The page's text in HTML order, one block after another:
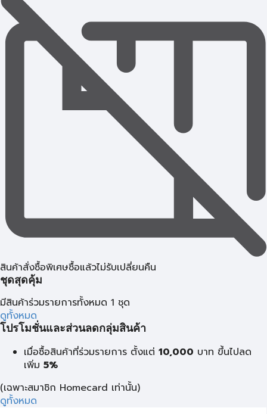
สินค้าสั่งซื้อพิเศษซื้อแล้วไม่รับเปลี่ยนคืน
ชุดสุดคุ้ม
มีสินค้าร่วมรายการทั้งหมด 1 ชุด
ดูทั้งหมด
โปรโมชั่นและส่วนลดกลุ่มสินค้า
เมื่อซื้อสินค้าที่ร่วมรายการ ตั้งแต่ 10,000 บาท ขึ้นไปลด
เพิ่ม 5%
(เฉพาะสมาชิก Homecard เท่านั้น)
ดูทั้งหมด